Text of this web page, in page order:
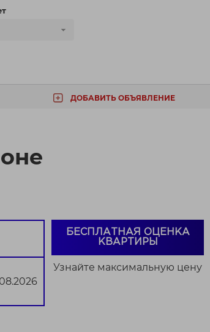
ДОБАВИТЬ ОБЪЯВЛЕНИЕ
БЕСПЛАТНАЯ ОЦЕНКА
КВАРТИРЫ
Узнайте максимальную цену